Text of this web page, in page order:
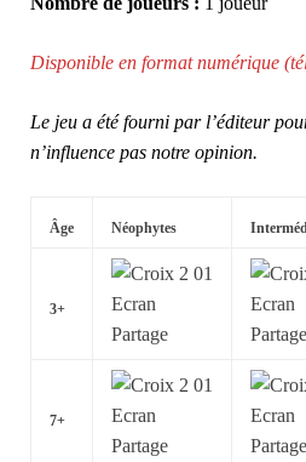
Disponible en format numérique
Le jeu a été fourni par l’éditeur
n’influence pas notre opinion.
Âge Néophytes
3+
7+